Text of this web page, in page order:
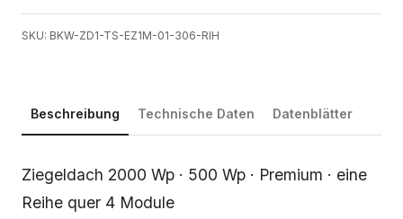
SKU: BKW-ZD1-TS-EZ1M-01-306-RIH
Beschreibung Technische Daten Datenblätter
Beschreibung
Ziegeldach 2000 Wp · 500 Wp · Premium · eine
Reihe quer 4 Module